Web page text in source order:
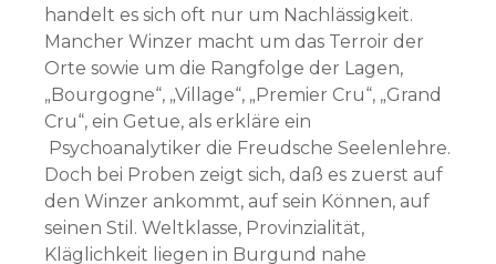
handelt es sich oft nur um Nachlässigkeit.
Mancher Winzer macht um das Terroir der
Orte sowie um die Rangfolge der Lagen,
„Bourgogne“, „Village“, „Premier Cru“, „Grand
Cru“, ein Getue, als erkläre ein
Psychoanalytiker die Freudsche Seelenlehre.
Doch bei Proben zeigt sich, daß es zuerst auf
den Winzer ankommt, auf sein Können, auf
seinen Stil. Weltklasse, Provinzialität,
Kläglichkeit liegen in Burgund nahe